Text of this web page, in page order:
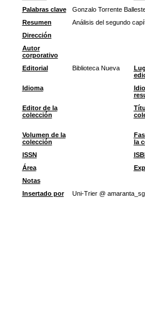
Palabras clave
Gonzalo Torrente
Resumen
Análisis del segundo
Dirección
Autor
corporativo
Editorial
Biblioteca Nueva
Idioma
Editor de la
colección
Volumen de la
colección
la
ISSN
Área
Notas
Insertado por
Uni-Trier @